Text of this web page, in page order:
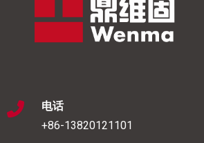
电话
+86-13820121101